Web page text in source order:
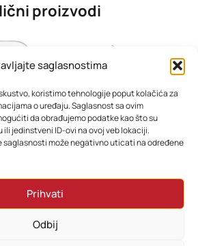
saglasnostima
koristimo tehnologije poput kolačića za
o uređaju. Saglasnost sa ovim
da obrađujemo podatke kao što su
jedinstveni ID-ovi na ovoj veb lokaciji.
saglasnosti može negativno uticati na određene
Prihvati
Odbij
proizvodi
Xiaomi pametna vaga S200 bijela BHR9230GL